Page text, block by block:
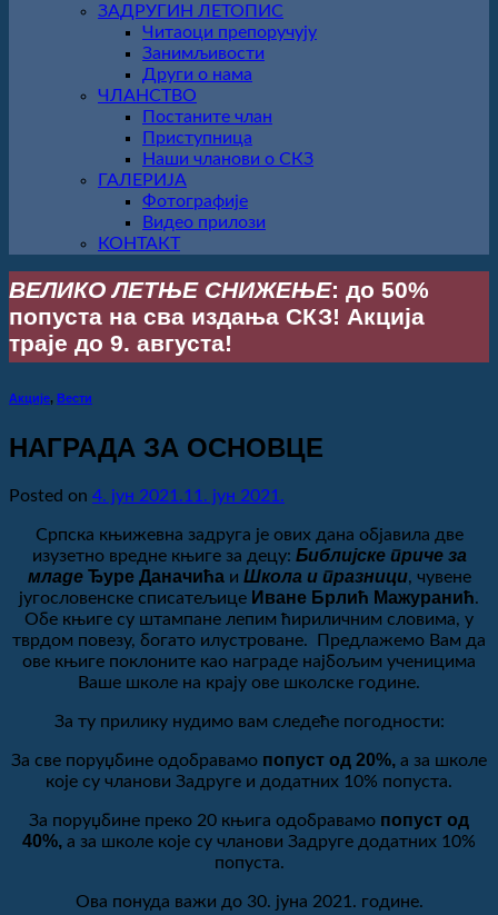
ЗАДРУГИН ЛЕТОПИС
Читаоци препоручују
Занимљивости
Други о нама
ЧЛАНСТВО
Постаните члан
Приступница
Наши чланови о СКЗ
ГАЛЕРИЈА
Фотографије
Видео прилози
КОНТАКТ
ВЕЛИКО ЛЕТЊЕ СНИЖЕЊЕ: до 50%
попуста на сва издања СКЗ! Акција
траје до 9. августа!
Акције, Вести
НАГРАДА ЗА ОСНОВЦЕ
Posted on 4. јун 2021.11. јун 2021.
Српска књижевна задруга је ових дана објавила две
изузетно вредне књиге за децу: Библијске приче за
младе Ђуре Даначићаи Школа и празници, чувене
југословенске списатељице Иване Брлић Мажуранић.
Обе књиге су штампане лепим ћириличним словима, у
тврдом повезу, богато илустроване. Предлажемо Вам да
ове књиге поклоните као награде најбољим ученицима
Ваше школе на крају ове школске године.
За ту прилику нудимо вам следеће погодности:
За све поруџбине одобравамо попуст од 20%, а за школе
које су чланови Задруге и додатних 10% попуста.
За поруџбине преко 20 књига одобравамо попуст од
40%, а за школе које су чланови Задруге додатних 10%
попуста.
Ова понуда важи до 30. јуна 2021. године.